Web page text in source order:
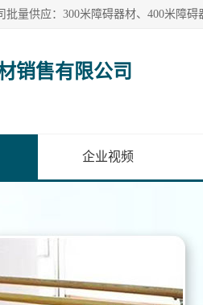
销售有限公司
企业视频